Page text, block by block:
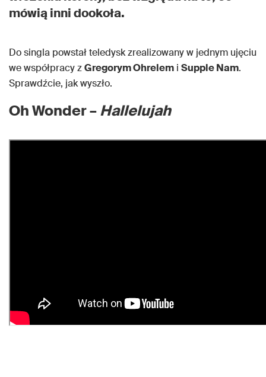
mówią inni dookoła.
Do singla powstał teledysk zrealizowany w jednym ujęciu
we współpracy zGregorym Ohrelem i Supple Nam.
Sprawdźcie, jak wyszło.
Oh Wonder –Hallelujah